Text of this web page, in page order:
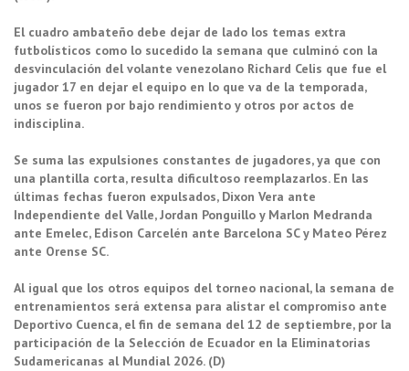
El cuadro ambateño debe dejar de lado los temas extra
futbolísticos como lo sucedido la semana que culminó con la
desvinculación del volante venezolano Richard Celis que fue el
jugador 17 en dejar el equipo en lo que va de la temporada,
unos se fueron por bajo rendimiento y otros por actos de
indisciplina.
Se suma las expulsiones constantes de jugadores, ya que con
una plantilla corta, resulta dificultoso reemplazarlos. En las
últimas fechas fueron expulsados, Dixon Vera ante
Independiente del Valle, Jordan Ponguillo y Marlon Medranda
ante Emelec, Edison Carcelén ante Barcelona SC y Mateo Pérez
ante Orense SC.
Al igual que los otros equipos del torneo nacional, la semana de
entrenamientos será extensa para alistar el compromiso ante
Deportivo Cuenca, el fin de semana del 12 de septiembre, por la
participación de la Selección de Ecuador en la Eliminatorias
Sudamericanas al Mundial 2026. (D)